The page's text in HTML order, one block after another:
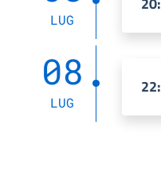
LUG
08
LUG